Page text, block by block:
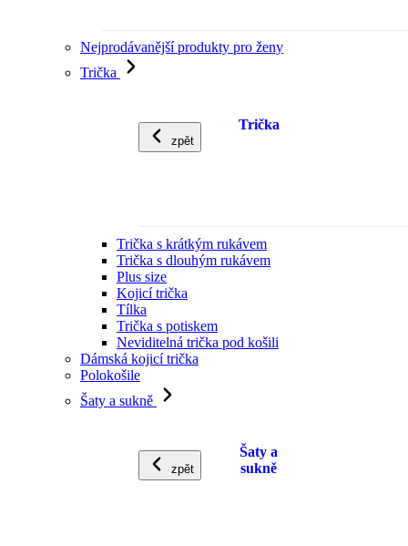
Nejprodávanější produkty pro ženy
Trička
zpět
Trička
Trička s krátkým rukávem
Trička s dlouhým rukávem
Plus size
Kojicí trička
Tílka
Trička s potiskem
Neviditelná trička pod košili
Dámská kojicí trička
Polokošile
Šaty a sukně
zpět
Šaty a
sukně